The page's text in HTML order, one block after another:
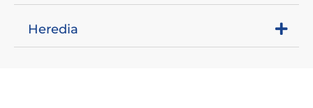
Heredia